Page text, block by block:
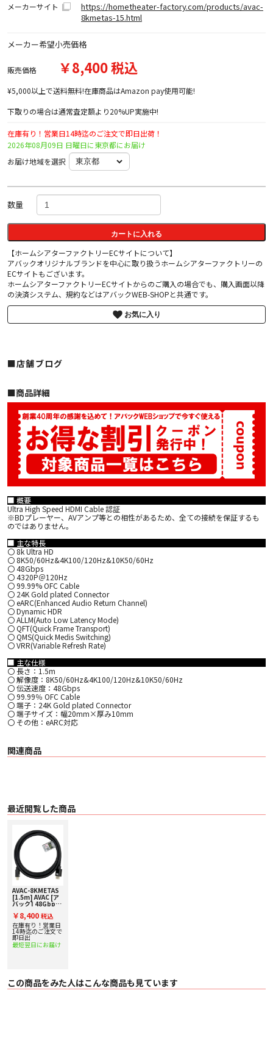
メーカーサイト
https://hometheater-factory.com/products/avac-
8kmetas-15.html
メーカー希望小売価格
販売価格 ￥8,400 税込
¥5,000以上で送料無料!在庫商品はAmazon pay使用可能!
下取りの場合は通常査定額より20%UP実施中!
在庫有り！営業日14時迄のご注文で即日出荷！
2026年08月09日 日曜日に東京都にお届け
お届け地域を選択
数量
カートに入れる
【ホームシアターファクトリーECサイトについて】
アバックオリジナルブランドを中心に取り扱うホームシアターファクトリーの
ECサイトもございます。
ホームシアターファクトリーECサイトからのご購入の場合でも、購入画面以降
の決済システム、規約などはアバックWEB-SHOPと共通です。
お気に入り
■店舗ブログ
■︎商品詳細
■ 概要
Ultra High Speed HDMI Cable 認証
※BDプレーヤー、AVアンプ等との相性があるため、全ての接続を保証するも
のではありません。
■ 主な特長
〇 8k Ultra HD
〇 8K50/60Hz&4K100/120Hz&10K50/60Hz
〇 48Gbps
〇 4320P＠120Hz
〇 99.99% OFC Cable
〇 24K Gold plated Connector
〇 eARC(Enhanced Audio Return Channel)
〇 Dynamic HDR
〇 ALLM(Auto Low Latency Mode)
〇 QFT(Quick Frame Transport)
〇 QMS(Quick Medis Switching)
〇 VRR(Variable Refresh Rate)
■ 主な仕様
〇 長さ：1.5m
〇 解像度：8K50/60Hz&4K100/120Hz&10K50/60Hz
〇 伝送速度：48Gbps
〇 99.99％ OFC Cable
〇 端子：24K Gold plated Connector
〇 端子サイズ：幅20mm×厚み10mm
〇 その他：eARC対応
関連商品
最近閲覧した商品
AVAC-8KMETAS
[1.5m] AVAC [ア
バック] 48Gbps
ル
￥8,400 税込
在庫有り！営業日
14時迄のご注文で
即日出
最短翌日にお届け
この商品をみた人はこんな商品も見ています